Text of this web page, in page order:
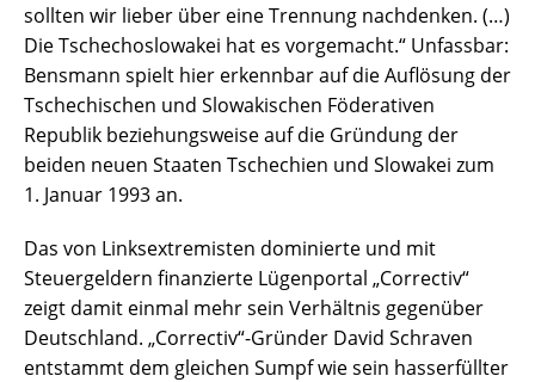
sollten wir lieber über eine Trennung nachdenken. (…)
Die Tschechoslowakei hat es vorgemacht.“ Unfassbar:
Bensmann spielt hier erkennbar auf die Auflösung der
Tschechischen und Slowakischen Föderativen
Republik beziehungsweise auf die Gründung der
beiden neuen Staaten Tschechien und Slowakei zum
1. Januar 1993 an.
Das von Linksextremisten dominierte und mit
Steuergeldern finanzierte Lügenportal „Correctiv“
zeigt damit einmal mehr sein Verhältnis gegenüber
Deutschland. „Correctiv“-Gründer David Schraven
entstammt dem gleichen Sumpf wie sein hasserfüllter
Datenschutzeinstellungen